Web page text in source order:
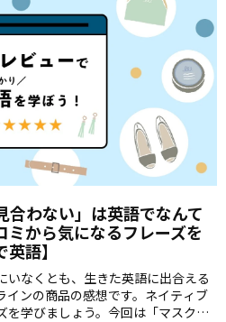
合わない」は英語でなんて
から気になるフレーズを
語】
いなくとも、生きた英語に出合える
インの商品の感想です。ネイティブ
を学びましょう。今回は「マスク」